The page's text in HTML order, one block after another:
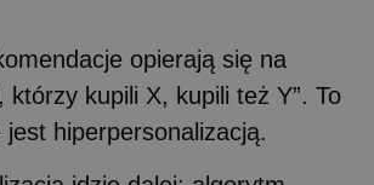
opierają się na
którzy kupili X, kupili też Y”. To
jest hiperpersonalizacją.